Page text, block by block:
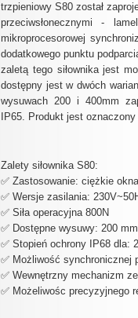
trzpieniowy S80został
przeciwsłonecznymi -
mikroprocesorowej
dodatkowego punktu
zaletą tego siłownika jest
dostępny jest w dwóch
wysuwach 200 i 400mm
IP65. Produkt jest
Zalety siłownika S80:
✅ Zastosowanie: ciężkie
✅ Wersje zasilania:
✅ Siła operacyjna 800N
✅ Dostępne wysuwy: 200
✅ Stopień ochrony IP68 dla:
✅ Możliwość synchronicznej
✅ Wewnętrzny mechanizm
✅ Możeliwośc precyzyjnego